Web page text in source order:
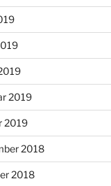
2019
2019
2018
2018